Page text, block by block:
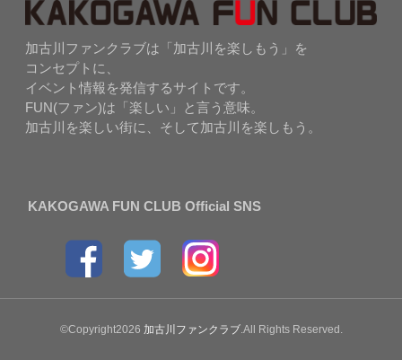
加古川ファンクラブは「加古川を楽しもう」を
コンセプトに、
イベント情報を発信するサイトです。
FUN(ファン)は「楽しい」と言う意味。
加古川を楽しい街に、そして加古川を楽しもう。
KAKOGAWA FUN CLUB Official SNS
©Copyright2026 加古川ファンクラブ.All Rights Reserved.